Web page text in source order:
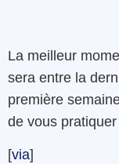
La meilleur
sera entre la
première
de vous
[via]